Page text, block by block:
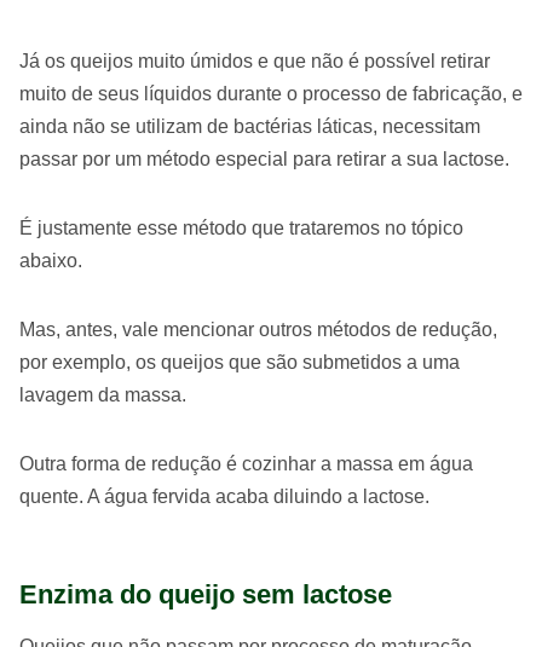
Já os queijos muito úmidos e que não é possível retirar
muito de seus líquidos durante o processo de fabricação, e
ainda não se utilizam de bactérias láticas, necessitam
passar por um método especial para retirar a sua lactose.
É justamente esse método que trataremos no tópico
abaixo.
Mas, antes, vale mencionar outros métodos de redução,
por exemplo, os queijos que são submetidos a uma
lavagem da massa.
Outra forma de redução é cozinhar a massa em água
quente. A água fervida acaba diluindo a lactose.
Enzima do queijo sem lactose